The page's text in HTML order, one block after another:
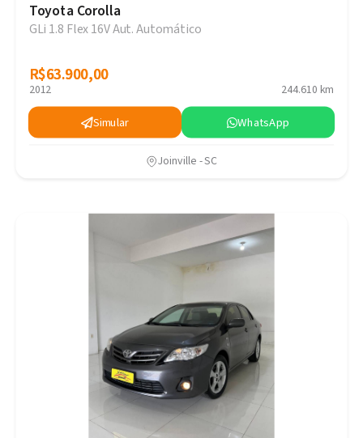
Toyota Corolla
GLi 1.8 Flex 16V Aut. Automático
R$63.900,00
R$63.900,00
2012 244.610 km
Simular WhatsApp
Joinville - SC